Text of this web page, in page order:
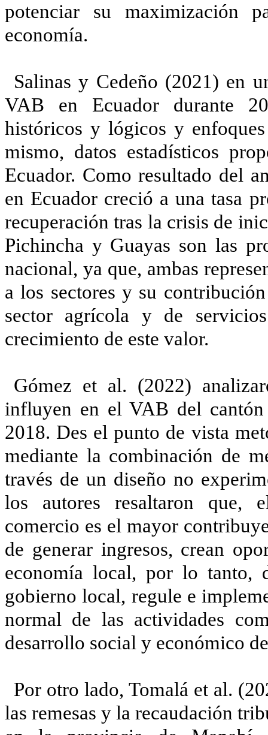
potenciar su maximización
economía.
Salinas y Cedeño (2021) en
VAB en Ecuador durante
históricos y lógicos y
mismo, datos estadísticos
Ecuador. Como resultado del
en Ecuador creció a una tasa
recuperación tras la crisis de
Pichincha y Guayas son las
nacional, ya que, ambas
a los sectores y su
sector agrícola y de
crecimiento de este valor.
Gómez et al. (2022)
influyen en el VAB del
2018. Des el punto de vista
mediante la combinación de
través de un diseño no
los autores resaltaron que,
comercio es el mayor
de generar ingresos, crean
economía local, por lo tanto,
gobierno local, regule e
normal de las actividades
desarrollo social y económico
Por otro lado, Tomalá et al.
las remesas y la recaudación